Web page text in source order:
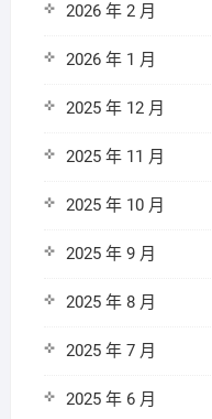
2026 年 2 月
2026 年 1 月
2025 年 12 月
2025 年 11 月
2025 年 10 月
2025 年 9 月
2025 年 8 月
2025 年 7 月
2025 年 6 月